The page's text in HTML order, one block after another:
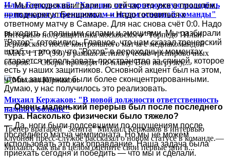
Илья Берковский: "Хорошо, что торпедовскую молодёжь
привлекают к тренировкам и играм основной команды"
Интервью полузащитника московского "Торпедо" Ильи
Берковского после контрольного матча с медиакомандой
"МАТЧ ТВ" (9:0) в рамках летних учебно-тренировочных
сборов.— Сборы проходят по плану. Всю нагрузку,...
Михаил Кержаков: "В новой должности ответственность
намного больше"
Тренер вратарей "Зенита" Михаил Кержаков в интервью
клубной пресс-службе рассказал о новом статусе в команде.—
Михаил, как вы в целом оцените свои первые дни в...
— Мы сегодня выиграли, но сейчас это уже в прошлом,
— подчеркнул Беншимол. — Надо готовиться к
ответному матчу в Самаре. Для нас снова счёт 0:0. Надо
выходить с полными силами и эмоциями. Мы разбирали
"Ротор", готовились. Главное, что нам сказал тренерский
штаб, — это то, что "Ротор" в переходных моментах
старается использовать пространство за спиной, которое
есть у наших защитников. Основной акцент был на этом,
чтобы защитники были более сконцентрированными.
Думаю, у нас получилось это реализовать.
— Очень маленький перерыв был после последнего
тура. Насколько физически было тяжело?
— Да, ноги были подсевшими по ощущениям после
последнего матча чемпионата. Но мы не можем
использовать это как оправдание. Наша задача была
приехать сегодня и победить — что мы и сделали.